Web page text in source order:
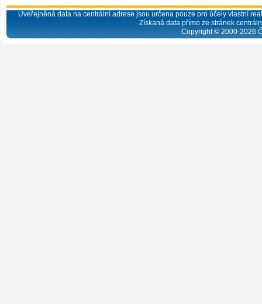
Uveřejněná data na centrální adrese jsou určena pouze pro účely vlastní
Získaná data přímo ze stránek
Copyright © 2000-2026